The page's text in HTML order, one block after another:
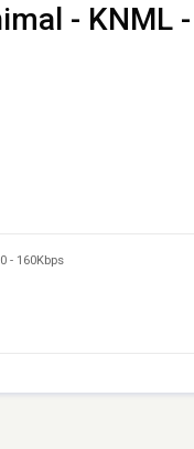
- KNML
- 160Kbps